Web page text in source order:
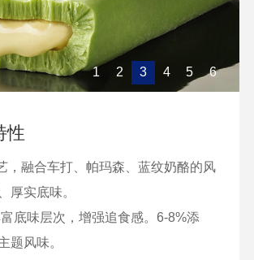
1 2 3 4 5 6
性
，融合车打、帕玛森、蓝纹奶酪的风
厚实底味。
底味层次，增强追食感。6-8%添
题风味。